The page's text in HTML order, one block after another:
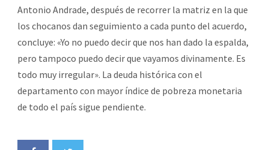
Antonio Andrade, después de recorrer la matriz en la que
los chocanos dan seguimiento a cada punto del acuerdo,
concluye: «Yo no puedo decir que nos han dado la espalda,
pero tampoco puedo decir que vayamos divinamente. Es
todo muy irregular». La deuda histórica con el
departamento con mayor índice de pobreza monetaria
de todo el país sigue pendiente.